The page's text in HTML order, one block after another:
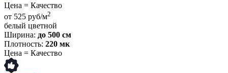
Цена = Качество
от 525 руб/м2
белый цветной
Ширина: до 500 см
Плотность: 220 мк
Цена = Качество